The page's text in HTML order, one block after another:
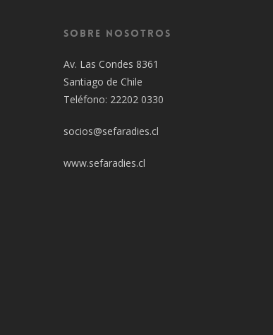
Sobre Nosotros
Av. Las Condes 8361
Santiago de Chile
Teléfono: 22202 0330
socios@sefaradies.cl
www.sefaradies.cl